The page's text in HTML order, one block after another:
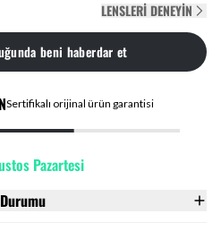
LENSLERI DENEYIN
beni haberdar et
Sertifikalı orijinal ürün garantisi
Pazartesi